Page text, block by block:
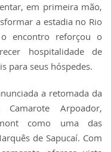
em primeira mão,
a estadia no Rio
encontro reforçou o
hospitalidade de
para seus hóspedes.
a retomada da
Arpoador,
como uma das
de Sapucaí. Com